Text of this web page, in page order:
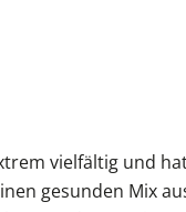
vielfältig und
gesunden Mix